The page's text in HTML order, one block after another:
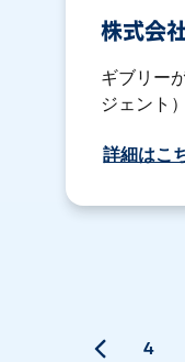
株式会
ギブリー
ジェント
詳細はこ
4